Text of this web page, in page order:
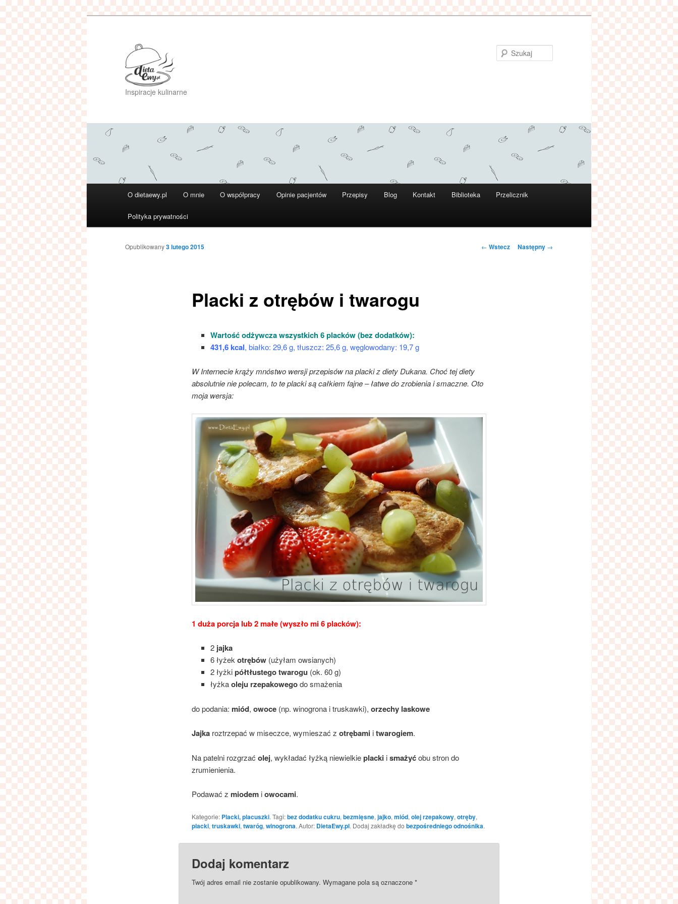
Przeskocz
do
tekstu
Inspiracje kulinarne
O dietaewy.pl O mnie O współpracy Opinie pacjentów Przepisy Blog Kontakt Biblioteka Przelicznik
Polityka prywatności
Zobacz
← Wstecz Następny →
Placki z otrębów i twarogu
Opublikowany3 lutego 2015
Wartość odżywcza wszystkich 6 placków (bez dodatków):
431,6 kcal, białko: 29,6 g, tłuszcz: 25,6 g, węglowodany: 19,7 g
W Internecie krąży mnóstwo wersji przepisów na placki z diety Dukana. Choć tej diety
absolutnie nie polecam, to te placki są całkiem fajne – łatwe do zrobienia i smaczne. Oto
moja wersja:
1 duża porcja lub 2 małe (wyszło mi 6 placków):
2 jajka
6 łyżekotrębów (użyłam owsianych)
2 łyżkipółtłustego twarogu (ok. 60 g)
łyżkaoleju rzepakowegodo smażenia
do podania: miód, owoce(np. winogrona i truskawki), orzechy laskowe
Jajkaroztrzepać w miseczce, wymieszać z otrębamiitwarogiem.
Na patelni rozgrzać olej, wykładać łyżką niewielkieplackiismażyćobu stron do
zrumienienia.
Podawać z miodemiowocami.
Kategorie: Placki, placuszki. Tagi:bez dodatku cukru, bezmięsne, jajko, miód, olej rzepakowy, otręby,
placki, truskawki, twaróg, winogrona. Autor: DietaEwy.pl. Dodaj zakładkę do bezpośredniego odnośnika.
Dodaj komentarz
Twój adres email nie zostanie opublikowany. Wymagane pola są oznaczone *